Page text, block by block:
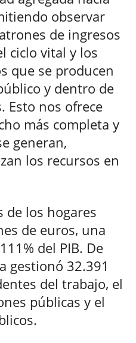
observar
de ingresos
ciclo vital y los
que se producen
y dentro de
Esto nos ofrece
más completa y
generan,
los recursos en
de los hogares
de euros, una
del PIB. De
gestionó 32.391
del trabajo, el
públicas y el